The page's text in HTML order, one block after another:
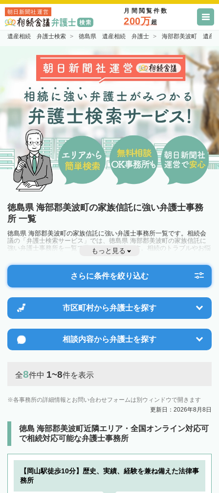
朝日新聞社運営 月間閲覧件数
200万超
遺産相続 弁護士検索 徳島県 遺産相続 弁護士 海部郡美波町 遺産
徳島県 海部郡美波町の家族信託に強い弁護士事務
所 一覧
徳島県 海部郡美波町の家族信託に強い弁護士事務所一覧です。相続会
議の「弁護士検索サービス」では、徳島県 海部郡美波町の家族信託に
強い弁護士事務所を一覧で見ることが出来ます。相続のトラブルやお悩
みを抱えている方は一度近隣の弁護士に相談してみましょう。
もっと見る
さらに条件を絞り込む
市区町村から弁護士を探す
相談内容から弁護士を探す
全8件中 1~8件を表示
各事務所の詳細情報とお問い合わせフォームは別ウィンドウで開きます
更新日：2026年8月8日
徳島 海部郡美波町近隣エリア・全国オンライン対応可
で相続対応可能な弁護士事務所
【岡山駅徒歩10分】歴史、実績、経験を兼ね備えた法律事
務所